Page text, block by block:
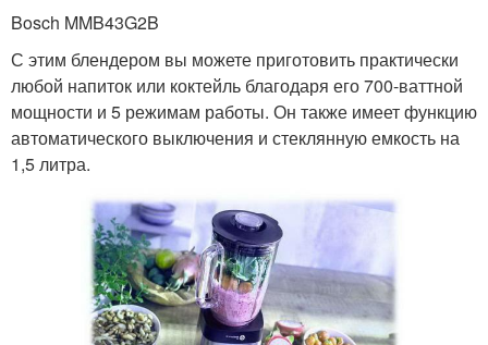
Bosch MMB43G2B
С этим блендером вы можете приготовить практически
любой напиток или коктейль благодаря его 700-ваттной
мощности и 5 режимам работы. Он также имеет функцию
автоматического выключения и стеклянную емкость на
1,5 литра.